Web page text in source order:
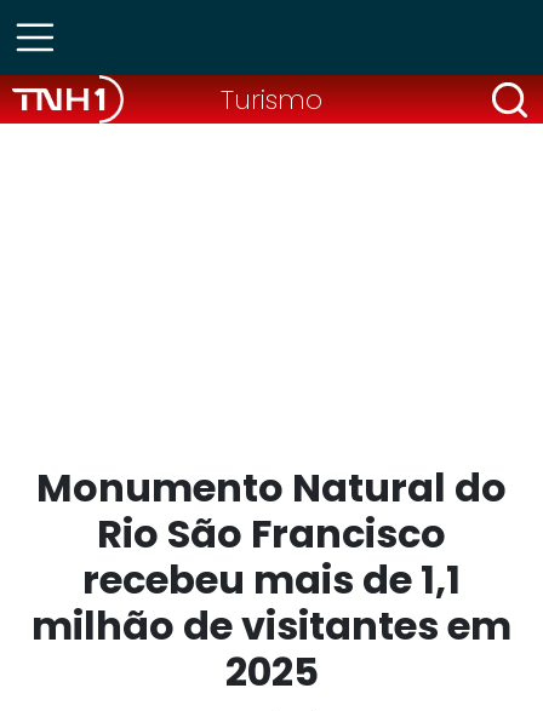
Turismo
Monumento Natural do
Rio São Francisco
recebeu mais de 1,1
milhão de visitantes em
2025